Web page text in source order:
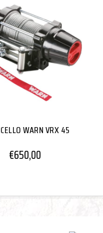
WARN VRX 45
€650,00